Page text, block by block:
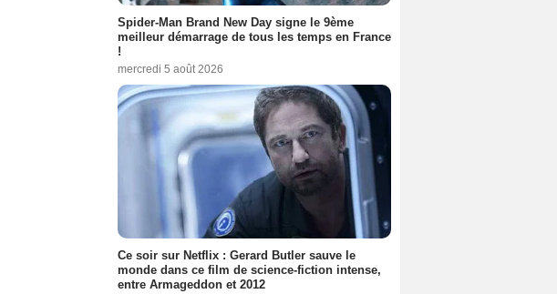
Spider-Man Brand New Day signe le 9ème
meilleur démarrage de tous les temps en France
!
mercredi 5 août 2026
Ce soir sur Netflix : Gerard Butler sauve le
monde dans ce film de science-fiction intense,
entre Armageddon et 2012